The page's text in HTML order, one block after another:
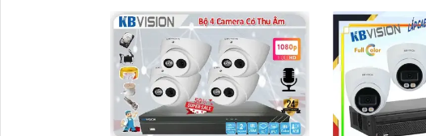
hợp. Với...
KBvision, được
đáng chú ý là
loa tích hợp